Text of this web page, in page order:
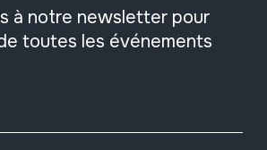
à notre newsletter pour
toutes les événements